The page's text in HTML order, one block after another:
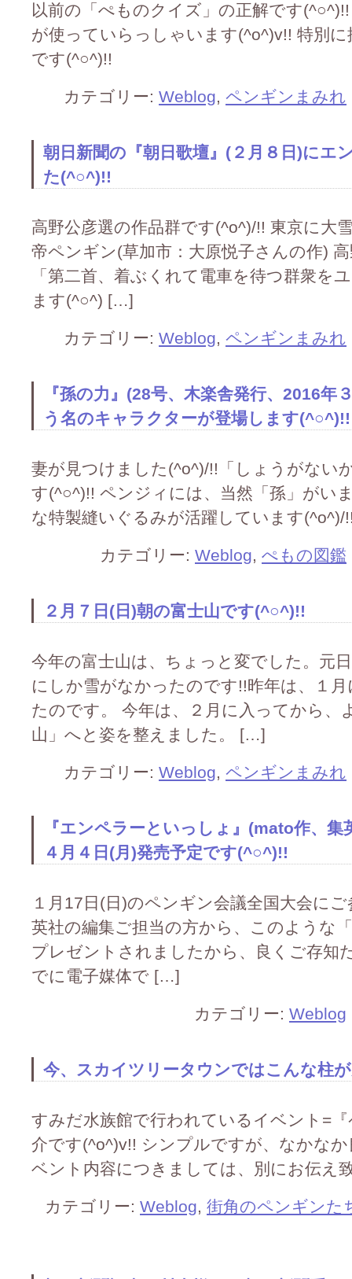
以前の「ぺものクイズ」の正解です
が使っていらっしゃいます(^o^)v!! 特別
です(^○^)!!
カテゴリー: Weblog, ペンギンまみれ
朝日新聞の『朝日歌壇』(２月８日)にエ
た(^○^)!!
高野公彦選の作品群です(^o^)/!! 東京に大
帝ペンギン(草加市：大原悦子さんの作)
「第二首、着ぶくれて電車を待つ群衆
ます(^○^) […]
カテゴリー: Weblog, ペンギンまみれ
『孫の力』(28号、木楽舎発行、2016
う名のキャラクターが登場します(^○^)!!
妻が見つけました(^o^)/!!「しょうがない
す(^○^)!! ペンジィには、当然「孫」がい
な特製縫いぐるみが活躍しています
カテゴリー: Weblog, ぺもの図鑑
２月７日(日)朝の富士山です(^○^)!!
今年の富士山は、ちょっと変でした。元
にしか雪がなかったのです!!昨年は、１
たのです。 今年は、２月に入ってから、
山」へと姿を整えました。 […]
カテゴリー: Weblog, ペンギンまみれ
『エンペラーといっしょ』(mato作、
４月４日(月)発売予定です(^○^)!!
１月17日(日)のペンギン会議全国大会に
英社の編集ご担当の方から、このような
プレゼントされましたから、良くご存知
でに電子媒体で […]
カテゴリー: Weblog
今、スカイツリータウンではこんな柱
すみだ水族館で行われているイベント=
介です(^o^)v!! シンプルですが、なかな
ベント内容につきましては、別にお伝え
カテゴリー: Weblog, 街角のペンギンた